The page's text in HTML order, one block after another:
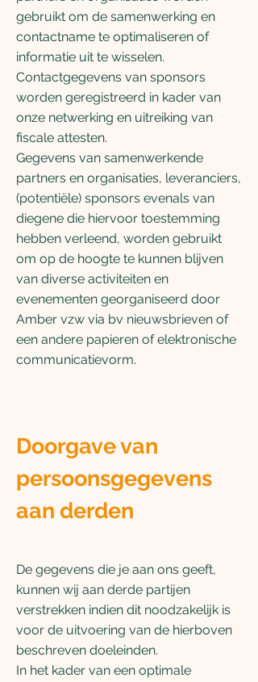
gebruikt om de samenwerking en
contactname te optimaliseren of
informatie uit te wisselen.
Contactgegevens van sponsors
worden geregistreerd in kader van
onze netwerking en uitreiking van
fiscale attesten.
Gegevens van samenwerkende
partners en organisaties, leveranciers,
(potentiële) sponsors evenals van
diegene die hiervoor toestemming
hebben verleend, worden gebruikt
om op de hoogte te kunnen blijven
van diverse activiteiten en
evenementen georganiseerd door
Amber vzw via bv nieuwsbrieven of
een andere papieren of elektronische
communicatievorm.
Doorgave van
persoonsgegevens
aan derden
De gegevens die je aan ons geeft,
kunnen wij aan derde partijen
verstrekken indien dit noodzakelijk is
voor de uitvoering van de hierboven
beschreven doeleinden.
In het kader van een optimale